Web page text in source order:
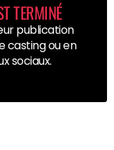
TERMINÉ
publication
casting ou en
sociaux.